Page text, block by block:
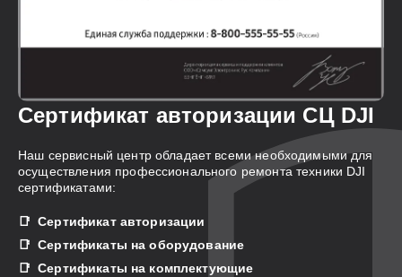
Сертификат авторизации СЦ DJI
Наш сервисный центр обладает всеми необходимыми для
осуществления профессионального ремонта техники DJI
сертификатами:
Сертификат авторизации
Сертификаты на оборудование
Сертификаты на комплектующие